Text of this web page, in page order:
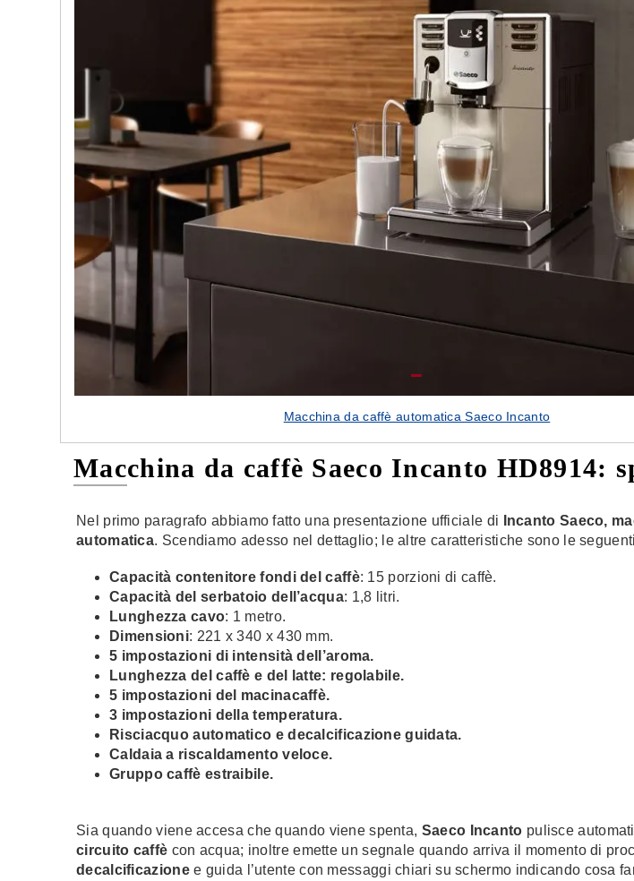
Macchina da caffè automatica Saeco Incanto
Macchina da caffè Saeco Incanto HD8914:
Nel primo paragrafo abbiamo fatto una presentazione ufficiale di
Incanto Saeco,
automatica. Scendiamo adesso nel dettaglio; le altre caratteristiche sono le
Capacità contenitore fondi del caffè: 15 porzioni di caffè.
Capacità del serbatoio dell’acqua: 1,8 litri.
Lunghezza cavo: 1 metro.
Dimensioni: 221 x 340 x 430 mm.
5 impostazioni di intensità dell’aroma.
Lunghezza del caffè e del latte: regolabile.
5 impostazioni del macinacaffè.
3 impostazioni della temperatura.
Risciacquo automatico e decalcificazione guidata.
Caldaia a riscaldamento veloce.
Gruppo caffè estraibile.
Sia quando viene accesa che quando viene spenta, Saeco Incanto pulisce
circuito caffè con acqua; inoltre emette un segnale quando arriva il momento di
decalcificazionee guida l’utente con messaggi chiari su schermo indicando cosa